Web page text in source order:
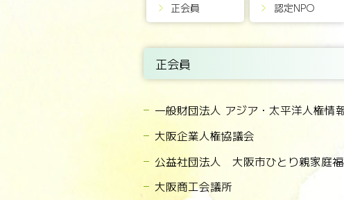
正会員 認定NPO
正会員
一般財団法人 アジア・太平洋人権情
大阪企業人権協議会
公益社団法人 大阪市ひとり親家庭
大阪商工会議所